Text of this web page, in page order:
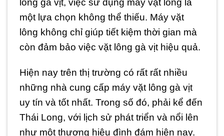
lông gà vịt, việc sử dụng máy vặt lông là
một lựa chọn không thể thiếu. Máy vặt
lông không chỉ giúp tiết kiệm thời gian mà
còn đảm bảo việc vặt lông gà vịt hiệu quả.
Hiện nay trên thị trường có rất rất nhiều
những nhà cung cấp máy vặt lông gà vịt
uy tín và tốt nhất. Trong số đó, phải kể đến
Thái Long, với lịch sử phát triển và nổi lên
như một thương hiệu đình đám hiện nay.